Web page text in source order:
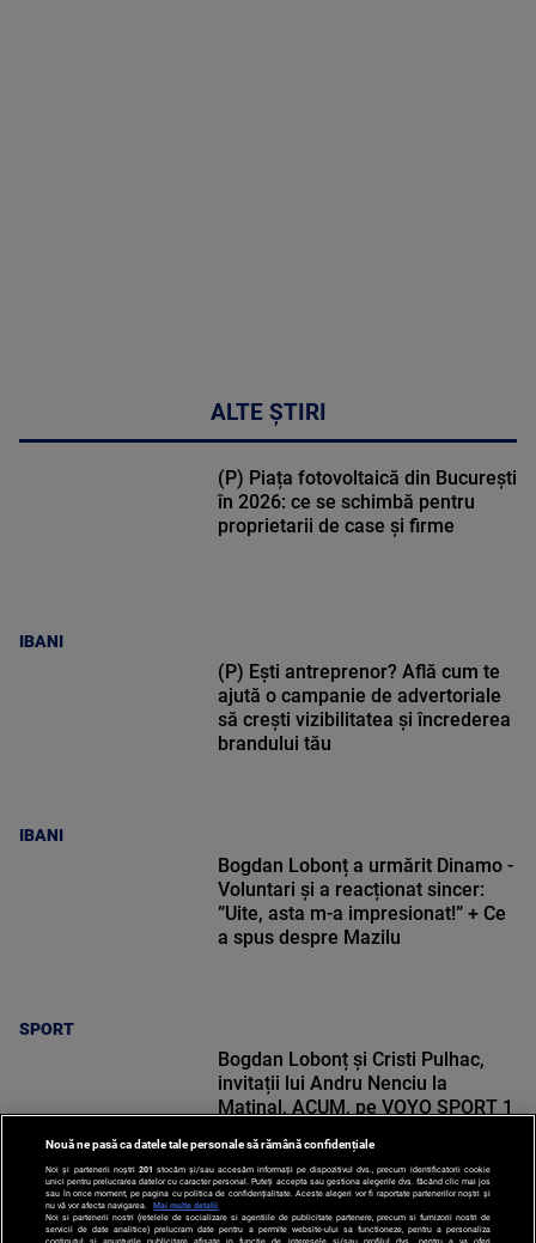
ALTE ȘTIRI
IBANI
(P) Piața fotovoltaică din București
în 2026: ce se schimbă pentru
proprietarii de case și firme
IBANI
(P) Ești antreprenor? Află cum te
ajută o campanie de advertoriale
să crești vizibilitatea și încrederea
brandului tău
SPORT
Bogdan Lobonț a urmărit Dinamo -
Voluntari și a reacționat sincer:
”Uite, asta m-a impresionat!” + Ce
a spus despre Mazilu
SPORT
Bogdan Lobonț și Cristi Pulhac,
invitații lui Andru Nenciu la
Matinal, ACUM, pe VOYO SPORT 1
Nouă ne pasă ca datele tale personale să rămână confidențiale
Noi și partenerii noștri 201 stocăm și/sau accesăm informații pe dispozitivul dvs., precum identificatorii cookie
unici pentru prelucrarea datelor cu caracter personal. Puteți accepta sau gestiona alegerile dvs. făcând clic mai jos
sau în orice moment, pe pagina cu politica de confidențialitate. Aceste alegeri vor fi raportate partenerilor noștri și
nu vă vor afecta navigarea.
Mai multe detalii
Noi si partenerii nostri (retelele de socializare si agentiile de publicitate partenere, precum si furnizorii nostri de
servicii de date analitice) prelucram date pentru a permite website-ului sa functioneze, pentru a personaliza
continutul si anunturile publicitare afisate in functie de interesele si/sau profilul dvs., pentru a va oferi